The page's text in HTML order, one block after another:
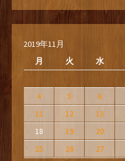
2019年11月
月
火 水
4
5 6
11
12 13
18
19 20
25
26 27